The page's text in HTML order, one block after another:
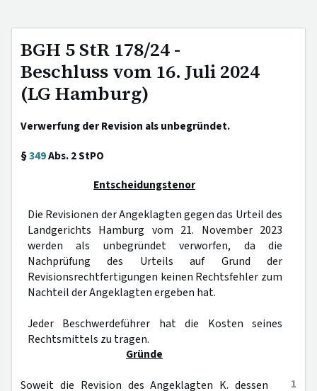
BGH 5 StR 178/24 -
Beschluss vom 16. Juli 2024
(LG Hamburg)
Verwerfung der Revision als unbegründet.
§349Abs. 2 StPO
Entscheidungstenor
Die Revisionen der Angeklagten gegen das Urteil des
Landgerichts Hamburg vom 21. November 2023
werden als unbegründet verworfen, da die
Nachprüfung des Urteils auf Grund der
Revisionsrechtfertigungen keinen Rechtsfehler zum
Nachteil der Angeklagten ergeben hat.
Jeder Beschwerdeführer hat die Kosten seines
Rechtsmittels zu tragen.
Gründe
1
Soweit die Revision des Angeklagten K. dessen